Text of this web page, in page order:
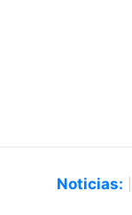
Noticias: